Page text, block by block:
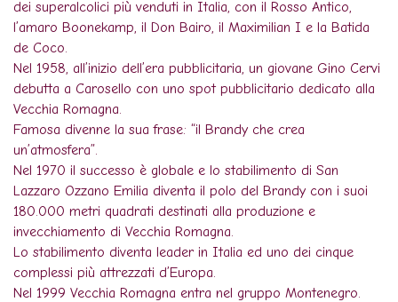
dei superalcolici più venduti in Italia, con il Rosso Antico,
l’amaro Boonekamp, il Don Bairo, il Maximilian I e la Batida
de Coco.
Nel 1958, all’inizio dell’era pubblicitaria, un giovane Gino Cervi
debutta a Carosello con uno spot pubblicitario dedicato alla
Vecchia Romagna.
Famosa divenne la sua frase: “il Brandy che crea
un’atmosfera”.
Nel 1970 il successo è globale e lo stabilimento di San
Lazzaro Ozzano Emilia diventa il polo del Brandy con i suoi
180.000 metri quadrati destinati alla produzione e
invecchiamento di Vecchia Romagna.
Lo stabilimento diventa leader in Italia ed uno dei cinque
complessi più attrezzati d’Europa.
Nel 1999 Vecchia Romagna entra nel gruppo Montenegro.